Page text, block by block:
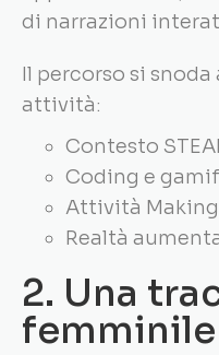
di narrazioni
Il percorso si
attività:
Contesto
Coding e
Attività
Realtà
2. Una
femminile